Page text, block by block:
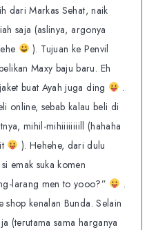
dari Markas Sehat, naik
saja (aslinya, argonya
). Tujuan ke Penvil
Maxy baju baru. Eh
buat Ayah juga ding
.
online, sebab kalau beli di
mihil-mihiiiiiiiill (hahaha
). Hehehe, dari dulu
emak suka komen
larang men to yooo?”
.
kenalan Bunda. Selain
(terutama sama harganya